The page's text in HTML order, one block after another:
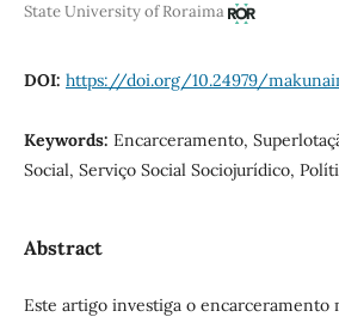
State University of Roraima
DOI: https://doi.org/10.24979/
Keywords: Encarceramento,
Social, Serviço Social Sociojurídico,
Abstract
Este artigo investiga o encarceramento